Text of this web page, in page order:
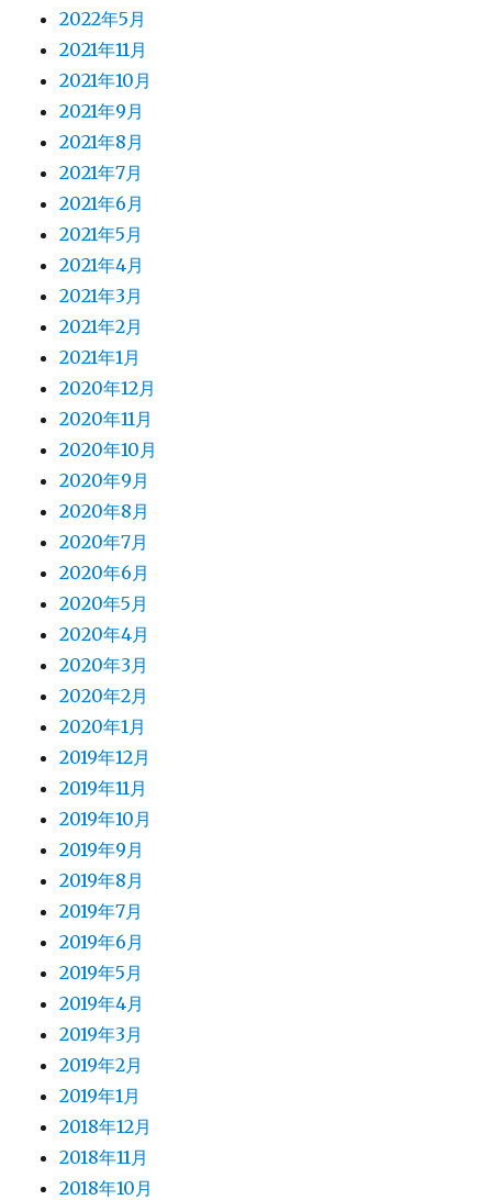
2022年5月
2021年11月
2021年10月
2021年9月
2021年8月
2021年7月
2021年6月
2021年5月
2021年4月
2021年3月
2021年2月
2021年1月
2020年12月
2020年11月
2020年10月
2020年9月
2020年8月
2020年7月
2020年6月
2020年5月
2020年4月
2020年3月
2020年2月
2020年1月
2019年12月
2019年11月
2019年10月
2019年9月
2019年8月
2019年7月
2019年6月
2019年5月
2019年4月
2019年3月
2019年2月
2019年1月
2018年12月
2018年11月
2018年10月